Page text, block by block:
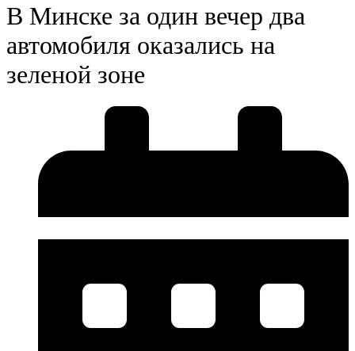
В Минске за один вечер два
автомобиля оказались на
зеленой зоне